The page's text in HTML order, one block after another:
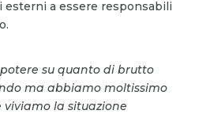
esterni a essere responsabili
su quanto di brutto
ma abbiamo moltissimo
viviamo la situazione